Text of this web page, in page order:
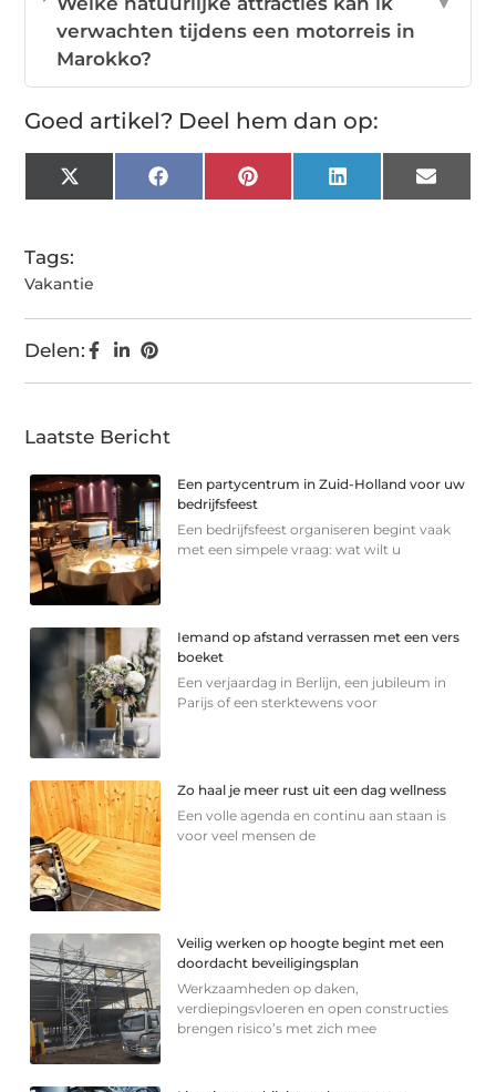
verwachten tijdens een motorreis in
Marokko?
Goed artikel? Deel hem dan op:
X
(Twitter)
FacebookPinterest LinkedIn Email
Tags:
Vakantie
Delen:
Laatste Bericht
Een partycentrum in Zuid-Holland voor uw
bedrijfsfeest
Een bedrijfsfeest organiseren begint vaak
met een simpele vraag: wat wilt u
Iemand op afstand verrassen met een vers
boeket
Een verjaardag in Berlijn, een jubileum in
Parijs of een sterkte­wens voor
Zo haal je meer rust uit een dag wellness
Een volle agenda en continu aan staan is
voor veel mensen de
Veilig werken op hoogte begint met een
doordacht beveiligingsplan
Werkzaamheden op daken,
verdiepingsvloeren en open constructies
brengen risico’s met zich mee